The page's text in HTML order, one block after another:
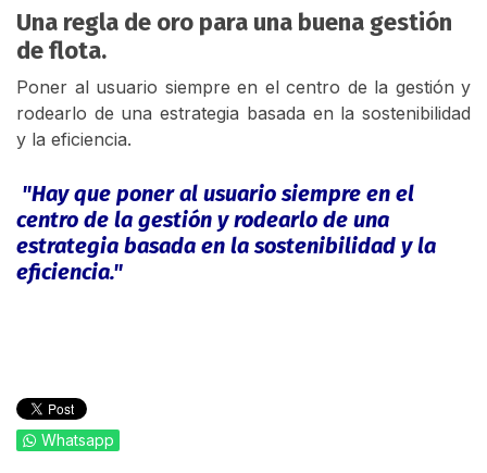
Una regla de oro para una buena gestión
de flota.
Poner al usuario siempre en el centro de la gestión y
rodearlo de una estrategia basada en la sostenibilidad
y la eficiencia.
"Hay que poner al usuario siempre en el
centro de la gestión y rodearlo de una
estrategia basada en la sostenibilidad y la
eficiencia."
Whatsapp